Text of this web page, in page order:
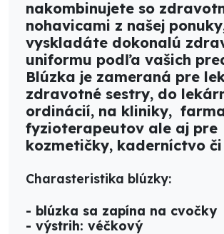
nakombinujete so
nohavicami z našej
vyskladáte dokonalú
uniformu podľa vašich
Blúzka je zameraná pre
zdravotné sestry, do
ordinácií, na kliniky,
fyzioterapeutov ale aj pre
kozmetičky, kaderníctvo či
Charasteristika blúzky:
- blúzka sa zapína na cvočky
- výstrih: véčkový